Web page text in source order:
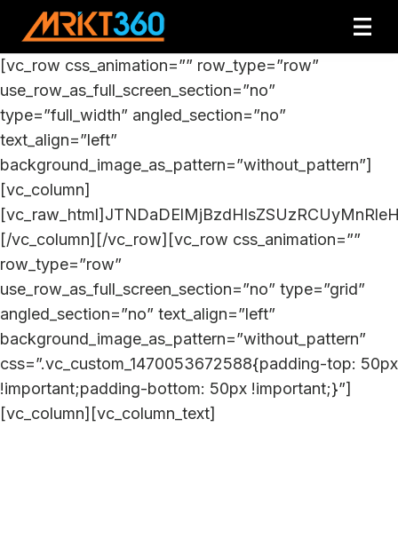
[vc_row css_animation=”” row_type=”row”
use_row_as_full_screen_section=”no”
type=”full_width” angled_section=”no”
text_align=”left”
background_image_as_pattern=”without_pattern”]
[vc_column]
[/vc_column][/vc_row][vc_row css_animation=””
row_type=”row”
use_row_as_full_screen_section=”no” type=”grid”
angled_section=”no” text_align=”left”
background_image_as_pattern=”without_pattern”
css=”.vc_custom_1470053672588{padding-top: 50px
!important;padding-bottom: 50px !important;}”]
[vc_column][vc_column_text]